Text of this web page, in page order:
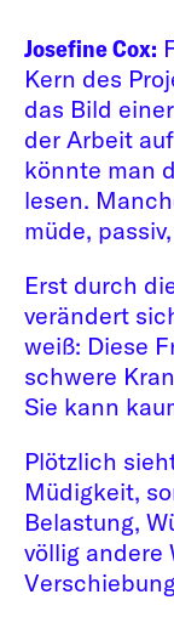
Josefine Cox:
Kern des
das Bild
der Arbeit
könnte man
lesen.
müde,
Erst durch
verändert
weiß: Diese
schwere
Sie kann
Plötzlich
Müdigkeit,
Belastung,
völlig andere